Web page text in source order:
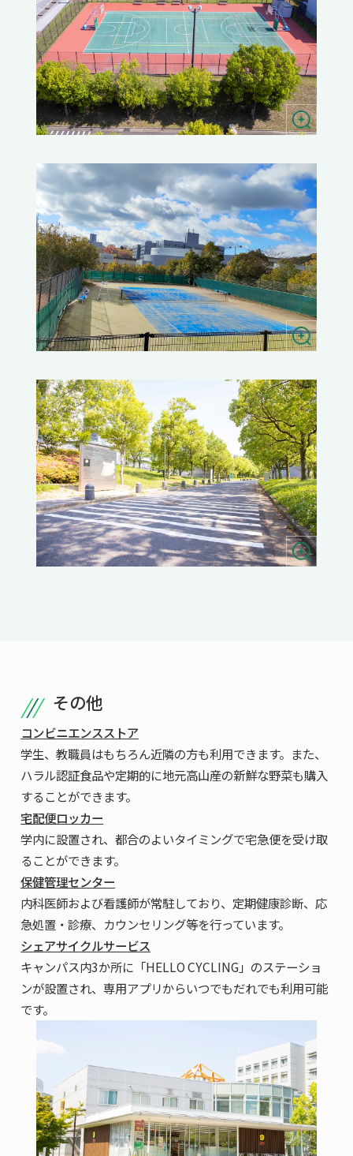
その他
コンビニエンスストア
学生、教職員はもちろん近隣の方も利用できます。また、
ハラル認証食品や定期的に地元高山産の新鮮な野菜も購入
することができます。
宅配便ロッカー
学内に設置され、都合のよいタイミングで宅急便を受け取
ることができます。
保健管理センター
内科医師および看護師が常駐しており、定期健康診断、応
急処置・診療、カウンセリング等を行っています。
シェアサイクルサービス
キャンパス内3か所に「HELLO CYCLING」のステーショ
ンが設置され、専用アプリからいつでもだれでも利用可能
です。